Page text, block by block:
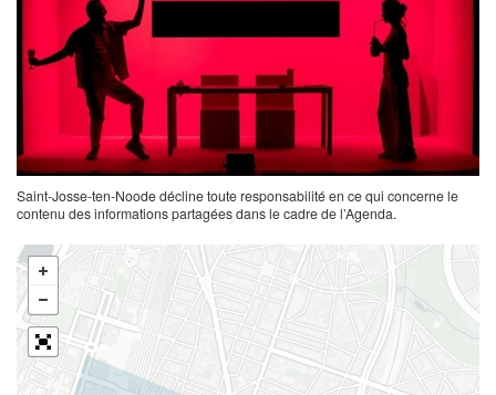
Saint-Josse-ten-Noode décline toute responsabilité en ce qui concerne le
contenu des informations partagées dans le cadre de l’Agenda.